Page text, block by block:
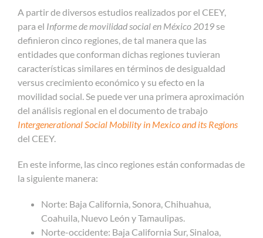
A partir de diversos estudios realizados por el CEEY,
para el Informe de movilidad social en México 2019 se
definieron cinco regiones, de tal manera que las
entidades que conforman dichas regiones tuvieran
características similares en términos de desigualdad
versus crecimiento económico y su efecto en la
movilidad social. Se puede ver una primera aproximación
del análisis regional en el documento de trabajo
Intergenerational Social Mobility in Mexico and its Regions
del CEEY.
En este informe, las cinco regiones están conformadas de
la siguiente manera:
Norte: Baja California, Sonora, Chihuahua,
Coahuila, Nuevo León y Tamaulipas.
Norte-occidente: Baja California Sur, Sinaloa,